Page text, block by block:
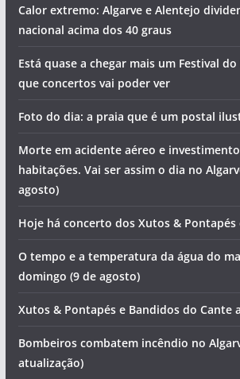
Calor extremo: Algarve e Alentejo
nacional acima dos 40 graus
Está quase a chegar mais um Festival
que concertos vai poder ver
Foto do dia: a praia que é um postal
Morte em acidente aéreo e
habitações. Vai ser assim o dia no
agosto)
Hoje há concerto dos Xutos &
O tempo e a temperatura da água do
domingo (9 de agosto)
Xutos & Pontapés e Bandidos do Cante
Bombeiros combatem incêndio no
atualização)